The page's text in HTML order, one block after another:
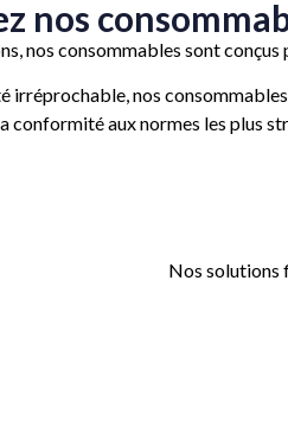
nos
nos consommables sont
irréprochable, nos
conformité aux normes les plus
Nos solutions